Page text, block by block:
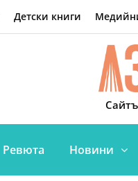
Детски книги
Ревюта Новини